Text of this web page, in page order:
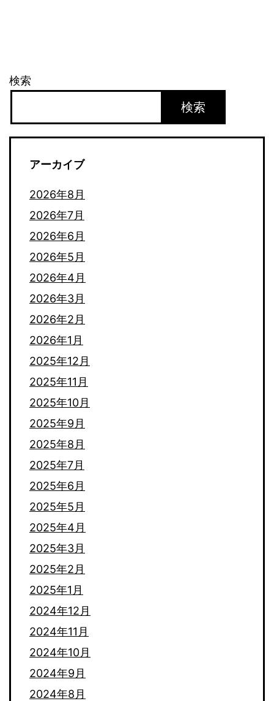
検索
検索
アーカイブ
2026年8月
2026年7月
2026年6月
2026年5月
2026年4月
2026年3月
2026年2月
2026年1月
2025年12月
2025年11月
2025年10月
2025年9月
2025年8月
2025年7月
2025年6月
2025年5月
2025年4月
2025年3月
2025年2月
2025年1月
2024年12月
2024年11月
2024年10月
2024年9月
2024年8月